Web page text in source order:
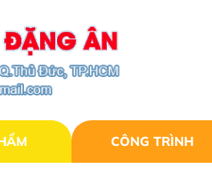
CÔNG TRÌNH